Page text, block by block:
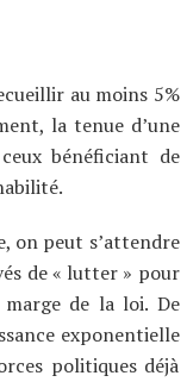
au moins 5%
la tenue d’une
bénéficiant de
on peut s’attendre
de « lutter » pour
de la loi. De
exponentielle
politiques déjà